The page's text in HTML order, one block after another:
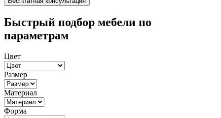
Быстрый подбор мебели по
параметрам
Цвет
Размер
Материал
Форма